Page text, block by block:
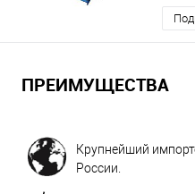
ПРЕИМУЩЕСТВА
Крупнейший
России.